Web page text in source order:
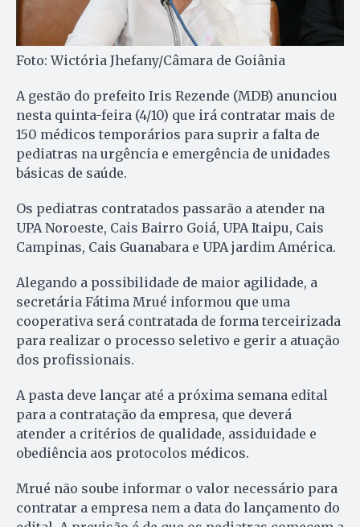
Foto: Wictória Jhefany/Câmara de Goiânia
A gestão do prefeito Iris Rezende (MDB) anunciou
nesta quinta-feira (4/10) que irá contratar mais de
150 médicos temporários para suprir a falta de
pediatras na urgência e emergência de unidades
básicas de saúde.
Os pediatras contratados passarão a atender na
UPA Noroeste, Cais Bairro Goiá, UPA Itaipu, Cais
Campinas, Cais Guanabara e UPA jardim América.
Alegando a possibilidade de maior agilidade, a
secretária Fátima Mrué informou que uma
cooperativa será contratada de forma terceirizada
para realizar o processo seletivo e gerir a atuação
dos profissionais.
A pasta deve lançar até a próxima semana edital
para a contratação da empresa, que deverá
atender a critérios de qualidade, assiduidade e
obediência aos protocolos médicos.
Mrué não soube informar o valor necessário para
contratar a empresa nem a data do lançamento do